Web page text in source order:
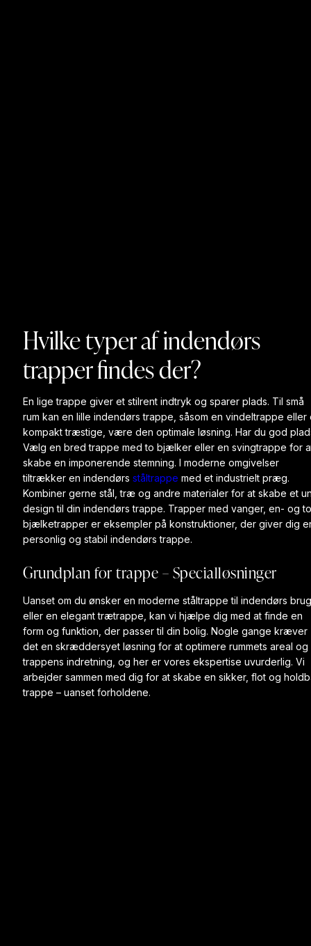
Hvilke typer af indendørs
trapper findes der?
En lige trappe giver et stilrent indtryk og sparer plads. Til små
rum kan en lille indendørs trappe, såsom en vindeltrappe eller
kompakt træstige, være den optimale løsning. Har du god
Vælg en bred trappe med to bjælker eller en svingtrappe for
skabe en imponerende stemning. I moderne omgivelser
tiltrækker en indendørs ståltrappe med et industrielt præg.
Kombiner gerne stål, træ og andre materialer for at skabe et
design til din indendørs trappe. Trapper med vanger, en- og
bjælketrapper er eksempler på konstruktioner, der giver dig
personlig og stabil indendørs trappe.
Grundplan for trappe – Specialløsninger
Uanset om du ønsker en moderne ståltrappe til indendørs brug
eller en elegant trætrappe, kan vi hjælpe dig med at finde en
form og funktion, der passer til din bolig. Nogle gange kræver
det en skræddersyet løsning for at optimere rummets areal og
trappens indretning, og her er vores ekspertise uvurderlig. Vi
arbejder sammen med dig for at skabe en sikker, flot og
trappe – uanset forholdene.